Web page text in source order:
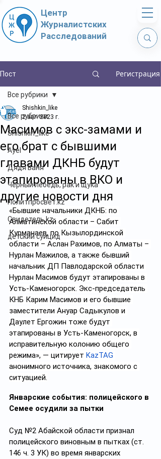
Центр
Журналистских
Расследований
Пост Регистрация
Все рубрики
Shishkin_like
Ayel
Дядя Ваня
Чёрный лебедь, рак и щука
Политпросвет.kz
Свидетель.kz
детский суицид
Все рубрики
Масимов с экс-замами и
его брат с бывшими
главами ДКНБ будут
этапированы в ВКО и
другие новости дня
Shishkin_like
2 авг. 2023 г.
«Бывшие начальники ДКНБ: по
Алматинской области – Сабит
Курманаев, по Кызылординской
области – Аслан Рахимов, по Алматы –
Нурлан Мажилов, а также бывший
начальник ДП Павлодарской области
Нурлан Масимов будут этапированы в
Усть-Каменогорск. Экс-председатель
КНБ Карим Масимов и его бывшие
заместители Ануар Садыкулов и
Даулет Ергожин тоже будут
этапированы в Усть-Каменогорск, в
исправительную колонию общего
режима», — цитирует KazTAG
анонимного источника, знакомого с
ситуацией.
Январские события: полицейского в
Семее осудили за пытки
Суд №2 Абайской области признал
полицейского виновным в пытках (ст.
146 ч. 3 УК) во время январских